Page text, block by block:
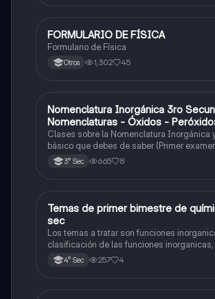
Física
FORMULARIO DE FÍSICA
Formulario de Física
Otros 1,302 45
Química
Nomenclatura Inorgánica 3ro
Nomenclaturas - Óxidos -
Hidróxido o Bases
Clases sobre la Nomenclatura Inorgánica
básico que debes de saber (Primer
2025)3° Sec 665 8
Química
Temas de primer bimestre de
sec
Los temas a tratar son funciones
clasificación de las funciones
y los óxidos ácidos
4° Sec 257 4